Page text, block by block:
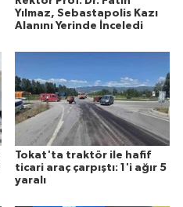
Yılmaz, Sebastapolis Kazı
Alanını Yerinde İnceledi
Tokat'ta traktör ile hafif
ticari araç çarpıştı: 1'i ağır 5
yaralı